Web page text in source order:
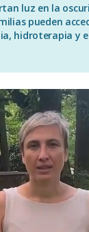
luz en la
pueden
hidroterapia y